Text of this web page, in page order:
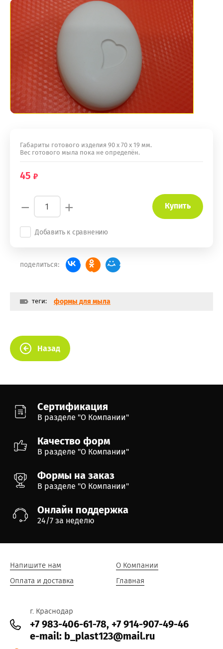
Габариты готового изделия 90 х 70 х 19 мм.
Вес готового мыла пока не определён.
45
− + Купить
Добавить к сравнению
поделиться:
теги: формы для мыла
Назад
Сертификация
В разделе "О Компании"
Качество форм
В разделе "О Компании"
Формы на заказ
В разделе "О Компании"
Онлайн поддержка
24/7 за неделю
Напишите нам
Оплата и доставка
О Компании
Главная
г. Краснодар
+7 983-406-61-78, +7 914-907-49-46
e-mail: b_plast123@mail.ru